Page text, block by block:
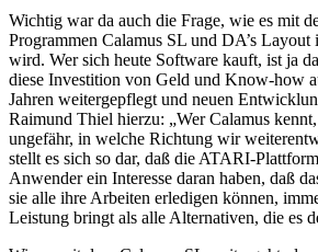
Wichtig war da auch die Frage, wie es mit
Programmen Calamus SL und DA’s
wird. Wer sich heute Software kauft, ist ja
diese Investition von Geld und Know-how
Jahren weitergepflegt und neuen
Raimund Thiel hierzu: „Wer Calamus
ungefähr, in welche Richtung wir
stellt es sich so dar, daß die ATARI-
Anwender ein Interesse daran haben, daß
sie alle ihre Arbeiten erledigen können,
Leistung bringt als alle Alternativen, die es